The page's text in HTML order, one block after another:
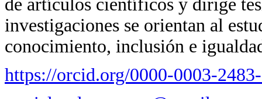
de artículos científicos y dirige
investigaciones se orientan al
conocimiento, inclusión e
https://orcid.org/0000-0003-